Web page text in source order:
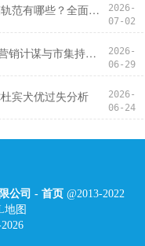
营销轨范有哪些？全面认知常见营销计谋
2026-
07-02
opp营销计谋与市集持行立异
2026-
06-29
宾犬优过失分析
2026-
06-24
公司 - 首页 @2013-2022
地图